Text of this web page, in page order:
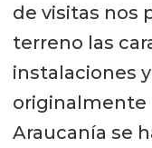
de visitas nos
terreno las
instalaciones
originalmente
Araucanía se